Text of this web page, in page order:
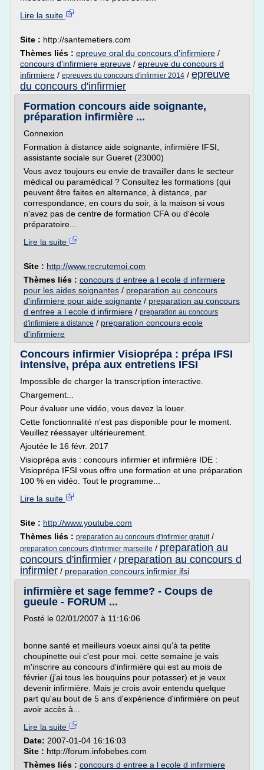
Lire la suite
Site : http://santemetiers.com
Thèmes liés : epreuve oral du concours d'infirmiere /
concours d'infirmiere epreuve / epreuve du concours d
infirmiere / epreuves du concours d'infirmier 2014 / epreuve
du concours d'infirmier
Formation concours aide soignante,
préparation infirmière ...
Connexion
Formation à distance aide soignante, infirmière IFSI,
assistante sociale sur Gueret (23000)
Vous avez toujours eu envie de travailler dans le secteur
médical ou paramédical ? Consultez les formations (qui
peuvent être faites en alternance, à distance, par
correspondance, en cours du soir, à la maison si vous
n'avez pas de centre de formation CFA ou d'école
préparatoire...
Lire la suite
Site : http://www.recrutemoi.com
Thèmes liés : concours d entree a l ecole d infirmiere
pour les aides soignantes / preparation au concours
d'infirmiere pour aide soignante / preparation au concours
d entree a l ecole d infirmiere / preparation au concours
d'infirmiere a distance / preparation concours ecole
d'infirmiere
Concours infirmier Visioprépa : prépa IFSI
intensive, prépa aux entretiens IFSI
Impossible de charger la transcription interactive.
Chargement...
Pour évaluer une vidéo, vous devez la louer.
Cette fonctionnalité n'est pas disponible pour le moment.
Veuillez réessayer ultérieurement.
Ajoutée le 16 févr. 2017
Visioprépa avis : concours infirmier et infirmière IDE :
Visioprépa IFSI vous offre une formation et une préparation
100 % en vidéo. Tout le programme...
Lire la suite
Site : http://www.youtube.com
Thèmes liés : preparation au concours d'infirmier gratuit/
preparation concours d'infirmier marseille / preparation au
concours d'infirmier / preparation au concours d
infirmier / preparation concours infirmier ifsi
infirmière et sage femme? - Coups de
gueule - FORUM ...
Posté le 02/01/2007 à 11:16:06
bonne santé et meilleurs voeux ainsi qu'à ta petite
choupinette oui c'est pour moi. cette semaine je vais
m'inscrire au concours d'infirmière qui est au mois de
février (j'ai tous les bouquins pour potasser) et je veux
devenir infirmière. Mais je crois avoir entendu quelque
part qu'au bout de 5 ans d'expérience d'infirmière on peut
avoir accès à...
Lire la suite
Date: 2007-01-04 16:16:03
Site : http://forum.infobebes.com
Thèmes liés : concours d entree a l ecole d infirmiere